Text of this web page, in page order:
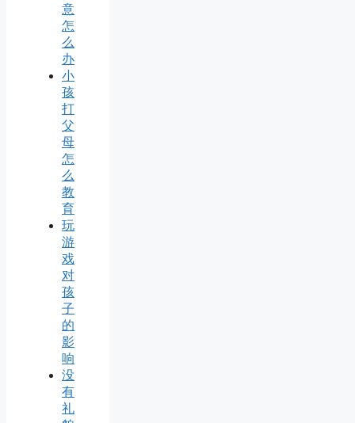
意
怎
么
办
小
孩
打
父
母
怎
么
教
育
玩
游
戏
对
孩
子
的
影
响
没
有
礼